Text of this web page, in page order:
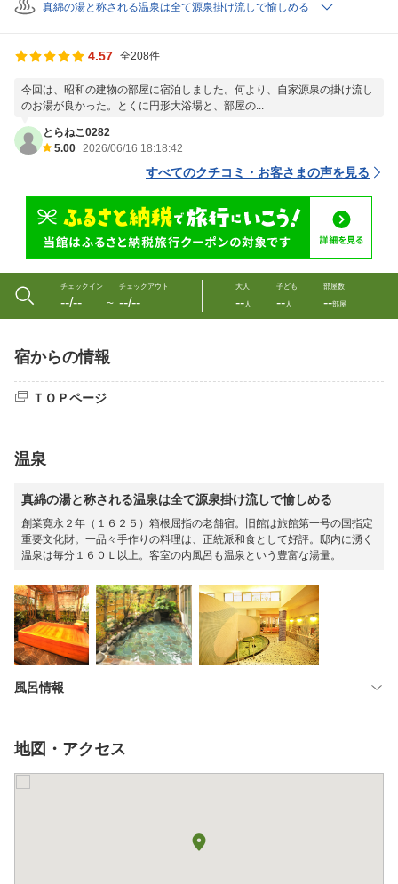
真綿の湯と称される温泉は全て源泉掛け流しで愉しめる
4.57 全208件
今回は、昭和の建物の部屋に宿泊しました。何より、自家源泉の掛け流し
のお湯が良かった。とくに円形大浴場と、部屋の...
とらねこ0282
5.00 2026/06/16 18:18:42
すべてのクチコミ・お客さまの声を見る
チェックイン
--/-- 〜
チェックアウト
--/--
大人
--人
子ども
--人
部屋数
--部屋
宿からの情報
ＴＯＰページ
温泉
真綿の湯と称される温泉は全て源泉掛け流しで愉しめる
創業寛永２年（１６２５）箱根屈指の老舗宿。旧館は旅館第一号の国指定
重要文化財。一品々手作りの料理は、正統派和食として好評。邸内に湧く
温泉は毎分１６０Ｌ以上。客室の内風呂も温泉という豊富な湯量。
風呂情報
地図・アクセス